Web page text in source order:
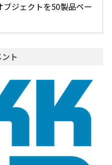
ジェクトを50製品ペー
ト